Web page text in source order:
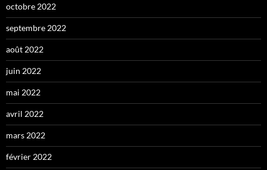
octobre 2022
septembre 2022
août 2022
juin 2022
mai 2022
avril 2022
mars 2022
février 2022